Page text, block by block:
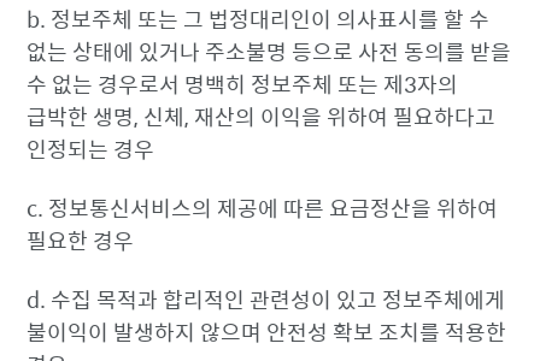
b. 정보주체 또는 그 법정대리인이 의사표시를 할 수
없는 상태에 있거나 주소불명 등으로 사전 동의를 받을
수 없는 경우로서 명백히 정보주체 또는 제3자의
급박한 생명, 신체, 재산의 이익을 위하여 필요하다고
인정되는 경우
c. 정보통신서비스의 제공에 따른 요금정산을 위하여
필요한 경우
d. 수집 목적과 합리적인 관련성이 있고 정보주체에게
불이익이 발생하지 않으며 안전성 확보 조치를 적용한